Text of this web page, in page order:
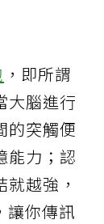
，即所謂
大腦進行
的突觸便
能力；認
越強，
讓你傳訊